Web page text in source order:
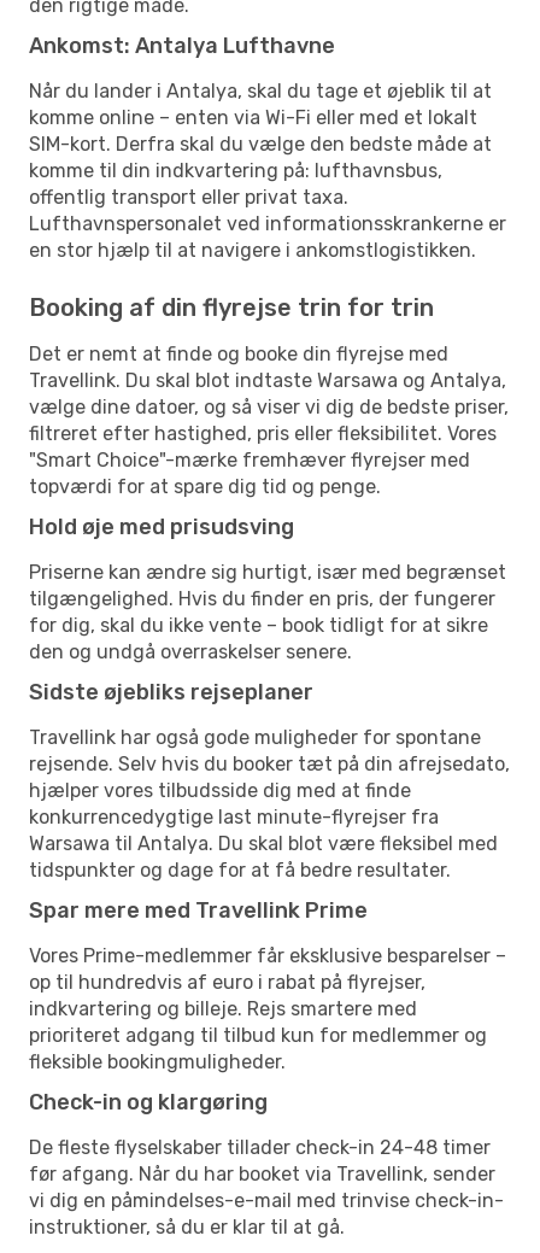
den rigtige måde.
Ankomst: Antalya Lufthavne
Når du lander i Antalya, skal du tage et øjeblik til at
komme online – enten via Wi-Fi eller med et lokalt
SIM-kort. Derfra skal du vælge den bedste måde at
komme til din indkvartering på: lufthavnsbus,
offentlig transport eller privat taxa.
Lufthavnspersonalet ved informationsskrankerne er
en stor hjælp til at navigere i ankomstlogistikken.
Booking af din flyrejse trin for trin
Det er nemt at finde og booke din flyrejse med
Travellink. Du skal blot indtaste Warsawa og Antalya,
vælge dine datoer, og så viser vi dig de bedste priser,
filtreret efter hastighed, pris eller fleksibilitet. Vores
"Smart Choice"-mærke fremhæver flyrejser med
topværdi for at spare dig tid og penge.
Hold øje med prisudsving
Priserne kan ændre sig hurtigt, især med begrænset
tilgængelighed. Hvis du finder en pris, der fungerer
for dig, skal du ikke vente – book tidligt for at sikre
den og undgå overraskelser senere.
Sidste øjebliks rejseplaner
Travellink har også gode muligheder for spontane
rejsende. Selv hvis du booker tæt på din afrejsedato,
hjælper vores tilbudsside dig med at finde
konkurrencedygtige last minute-flyrejser fra
Warsawa til Antalya. Du skal blot være fleksibel med
tidspunkter og dage for at få bedre resultater.
Spar mere med Travellink Prime
Vores Prime-medlemmer får eksklusive besparelser –
op til hundredvis af euro i rabat på flyrejser,
indkvartering og billeje. Rejs smartere med
prioriteret adgang til tilbud kun for medlemmer og
fleksible bookingmuligheder.
Check-in og klargøring
De fleste flyselskaber tillader check-in 24-48 timer
før afgang. Når du har booket via Travellink, sender
vi dig en påmindelses-e-mail med trinvise check-in-
instruktioner, så du er klar til at gå.